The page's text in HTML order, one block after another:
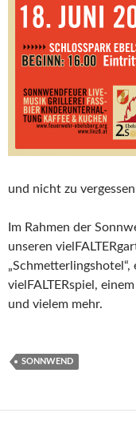
und nicht zu
Im Rahmen der
unseren
vielFALTERspiel,
und vielem mehr.
SONNWEND